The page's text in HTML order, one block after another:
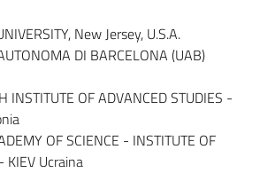
New Jersey, U.S.A.
DI BARCELONA (UAB)
INSTITUTE OF ADVANCED STUDIES -
OF SCIENCE - INSTITUTE OF
KIEV Ucraina